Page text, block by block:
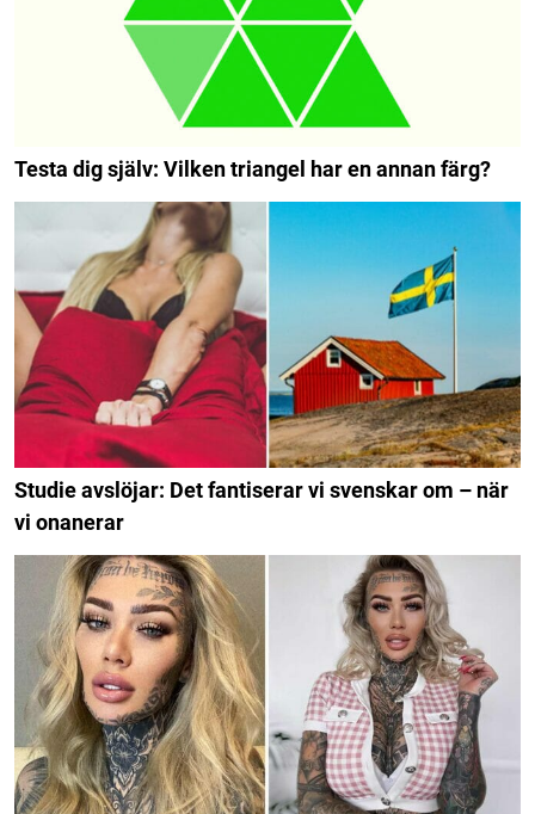
Testa dig själv: Vilken triangel har en annan färg?
Studie avslöjar: Det fantiserar vi svenskar om – när
vi onanerar